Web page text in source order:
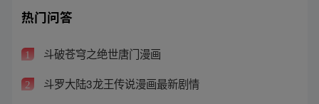
热门问答
1 斗破苍穹之绝世唐门漫画
2 斗罗大陆3龙王传说漫画最新剧情